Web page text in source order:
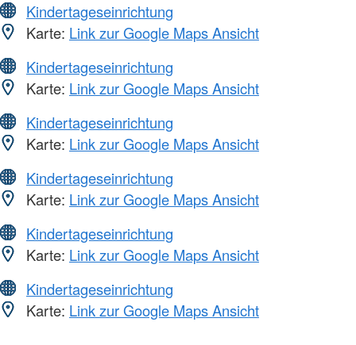
Kindertageseinrichtung
Karte: Link zur Google Maps Ansicht
Kindertageseinrichtung
Karte: Link zur Google Maps Ansicht
Kindertageseinrichtung
Karte: Link zur Google Maps Ansicht
Kindertageseinrichtung
Karte: Link zur Google Maps Ansicht
Kindertageseinrichtung
Karte: Link zur Google Maps Ansicht
Kindertageseinrichtung
Karte: Link zur Google Maps Ansicht